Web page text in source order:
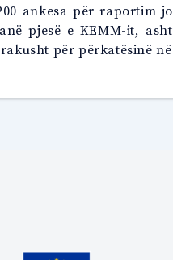
ankesa për raportim
pjesë e KEMM-it,
për përkatësinë